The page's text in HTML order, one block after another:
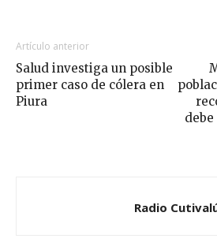
Artículo anterior
Salud investiga un posible
primer caso de cólera en
Piura
Radio